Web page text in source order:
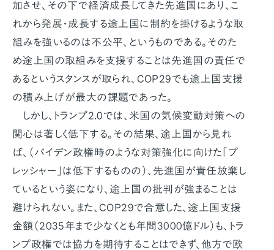
加させ、その下で経済成長してきた先進国にあり、こ
れから発展・成長する途上国に制約を掛けるような取
組みを強いるのは不公平、というものである。そのた
め途上国の取組みを支援することは先進国の責任で
あるというスタンスが取られ、COP29でも途上国支援
の積み上げが最大の課題であった。
しかし、トランプ2.0では、米国の気候変動対策への
関心は著しく低下する。その結果、途上国から見れ
ば、（バイデン政権時のような対策強化に向けた「プ
レッシャー」は低下するものの）、先進国が責任放棄し
ているという姿になり、途上国の批判が強まることは
避けられない。また、COP29で合意した、途上国支援
金額（2035年まで少なくとも年間3000億ドル）も、トラ
ンプ政権では協力を期待することはできず、他方で欧